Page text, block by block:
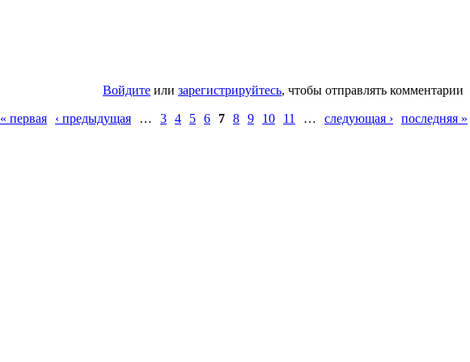
Войдите или зарегистрируйтесь, чтобы отправлять комментарии
« первая ‹ предыдущая … 3 4 5 6 7 8 9 10 11 … следующая › последняя »